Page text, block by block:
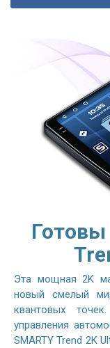
Готовы
Эта мощная 2K
новый смелый
квантовых
управления
SMARTY Trend 2K